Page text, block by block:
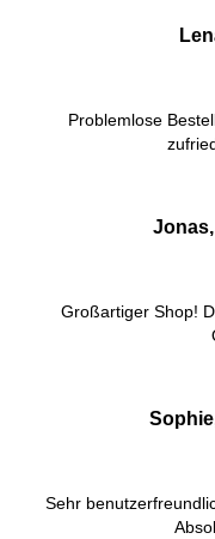
Problemlose
Großartiger Shop!
Sehr